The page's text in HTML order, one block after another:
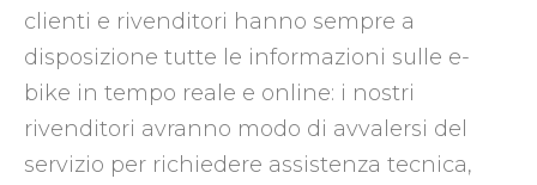
clienti e rivenditori hanno sempre a
disposizione tutte le informazioni sulle e-
bike in tempo reale e online: i nostri
rivenditori avranno modo di avvalersi del
servizio per richiedere assistenza tecnica,